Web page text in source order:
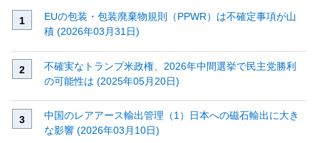
EUの包装・包装廃棄物規則（PPWR）は不確定事項が山
積 (2026年03月31日)
不確実なトランプ米政権、2026年中間選挙で民主党勝利
の可能性は (2025年05月20日)
中国のレアアース輸出管理（1）日本への磁石輸出に大き
な影響 (2026年03月10日)